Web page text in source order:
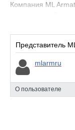
Компания ML
арматуры.
доставка по всей
Компания ML
нержавеющей
арматуры.
доставка по всей
Представитель
mlarmru
О пользователе